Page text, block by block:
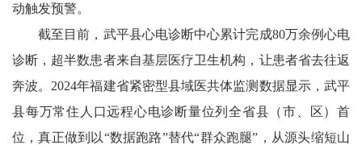
动触发预警。
截至目前，武平县心电诊断中心累计完成80万余例心电
诊断，超半数患者来自基层医疗卫生机构，让患者省去往返
奔波。2024年福建省紧密型县域医共体监测数据显示，武平
县每万常住人口远程心电诊断量位列全省县（市、区）首
位，真正做到以“数据跑路”替代“群众跑腿”，从源头缩短山